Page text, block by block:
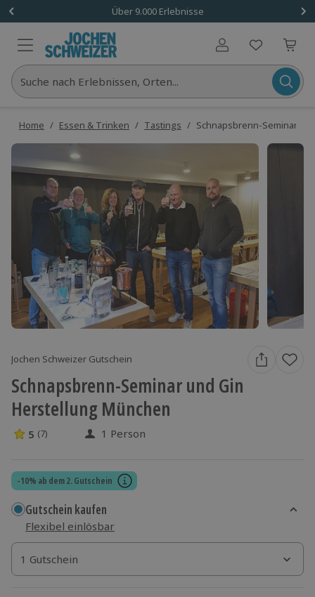
Über 9.000 Erlebnisse
Benutzerkonto
Suche nach Erlebnissen, Orten...
Home / Essen & Trinken / Tastings / Schnapsbrenn-Seminar
Jochen Schweizer Gutschein
Schnapsbrenn-Seminar und Gin
Herstellung München
5 Sterne von 5 aus 7 Bewertungen
5 (7) 1 Person
-10% ab dem 2. Gutschein
Gutschein kaufen
Flexibel einlösbar
1 Gutschein
1 Gutschein
1 Gutschein